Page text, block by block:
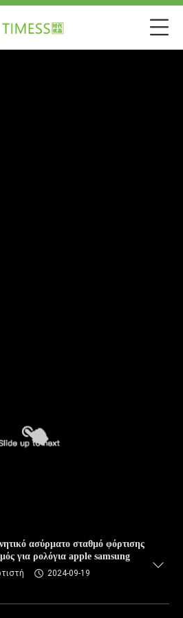
ασύρματο σταθμό φόρτισης
για ρολόγια apple samsung
2024-09-19